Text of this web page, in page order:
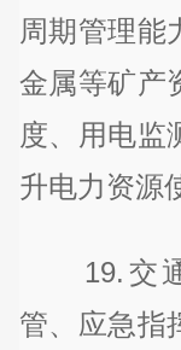
周期管理能
金属等矿产
度、用电监
升电力资源
19.交通
管、应急指